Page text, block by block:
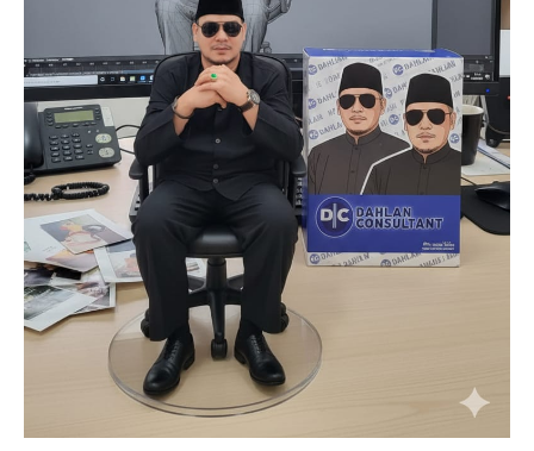
Company
About
Contact